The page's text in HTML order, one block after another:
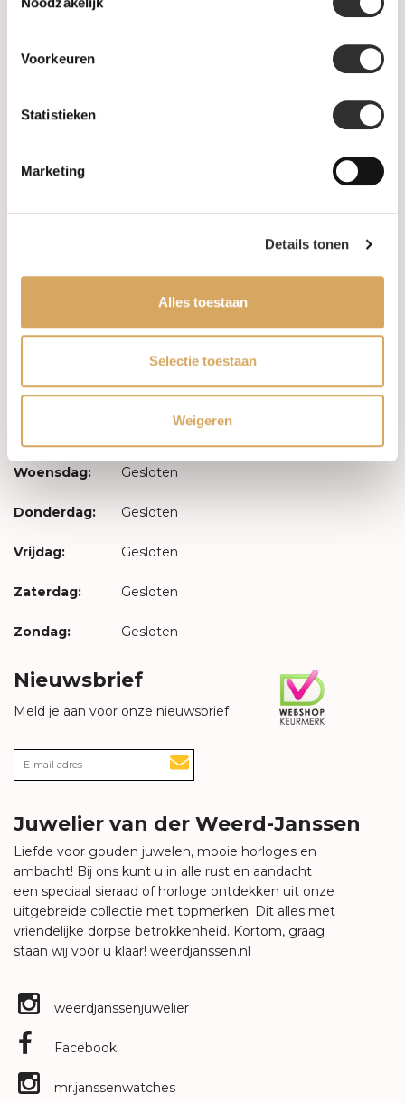
Voorkeuren
Statistieken
Marketing
Details tonen
Alles toestaan
Selectie toestaan
Weigeren
Levertijd & verzendkosten
Maandag: Gesloten
Woensdag: Gesloten
Donderdag: Gesloten
Vrijdag: Gesloten
Zaterdag: Gesloten
Zondag: Gesloten
Nieuwsbrief
Meld je aan voor onze nieuwsbrief
Juwelier van der Weerd-Janssen
Liefde voor gouden juwelen, mooie horloges en
ambacht! Bij ons kunt u in alle rust en aandacht
een speciaal sieraad of horloge ontdekken uit onze
uitgebreide collectie met topmerken. Dit alles met
vriendelijke dorpse betrokkenheid. Kortom, graag
staan wij voor u klaar! weerdjanssen.nl
weerdjanssenjuwelier
Facebook
mr.janssenwatches